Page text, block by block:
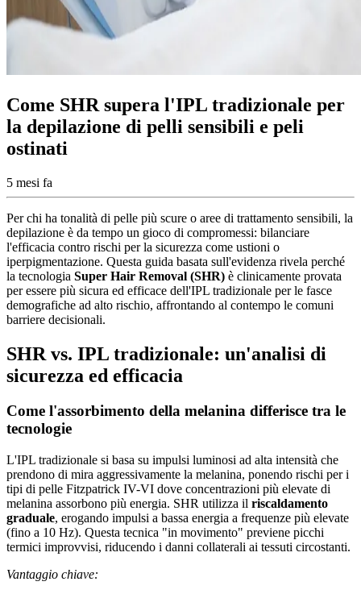
Come SHR supera l'IPL tradizionale per
la depilazione di pelli sensibili e peli
ostinati
5 mesi fa
Per chi ha tonalità di pelle più scure o aree di trattamento sensibili, la
depilazione è da tempo un gioco di compromessi: bilanciare
l'efficacia contro rischi per la sicurezza come ustioni o
iperpigmentazione. Questa guida basata sull'evidenza rivela perché
la tecnologia Super Hair Removal (SHR) è clinicamente provata
per essere più sicura ed efficace dell'IPL tradizionale per le fasce
demografiche ad alto rischio, affrontando al contempo le comuni
barriere decisionali.
SHR vs. IPL tradizionale: un'analisi di
sicurezza ed efficacia
Come l'assorbimento della melanina differisce tra le
tecnologie
L'IPL tradizionale si basa su impulsi luminosi ad alta intensità che
prendono di mira aggressivamente la melanina, ponendo rischi per i
tipi di pelle Fitzpatrick IV-VI dove concentrazioni più elevate di
melanina assorbono più energia. SHR utilizza il riscaldamento
graduale, erogando impulsi a bassa energia a frequenze più elevate
(fino a 10 Hz). Questa tecnica "in movimento" previene picchi
termici improvvisi, riducendo i danni collaterali ai tessuti circostanti.
Vantaggio chiave: